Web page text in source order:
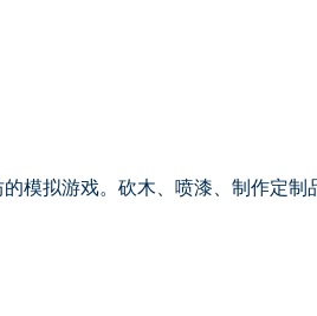
模拟游戏。砍木、喷漆、制作定